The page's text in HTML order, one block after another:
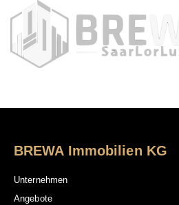
BREWA Immobilien KG
Unternehmen
Angebote